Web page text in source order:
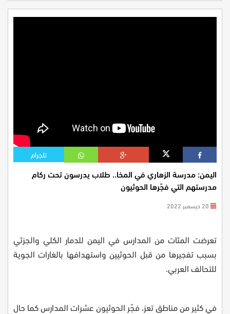
تلجرام
اليمن: مدرسة الزهاري في المخا.. طلاب يدرسون تحت ركام
مدرستهم التي فجّرها الحوثيون
تعرضت المئات من المدارس في اليمن للدمار الكلي والجزئي
بسبب تفجيرها من قبل الحوثيين واستهدافها بالغارات الجوية
للتحالف العربي.
في كثير من مناطق تعز، فجّر الحوثيون عشرات المدارس كما حال